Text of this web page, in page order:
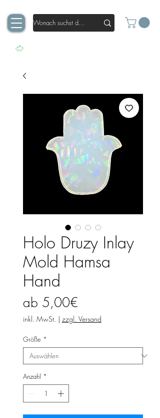
Holo Druzy Inlay
Mold Hamsa
Hand
ab 5,00€
Preis
inkl. MwSt. | zzgl. Versand
Größe *
Anzahl *